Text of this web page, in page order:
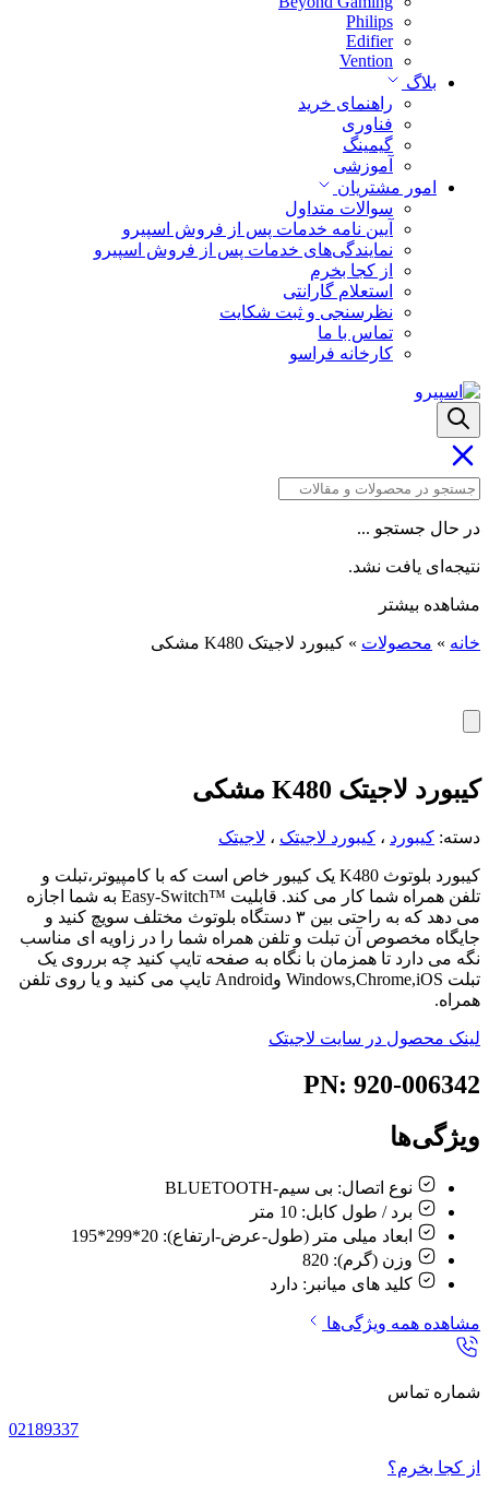
Philips
Edifier
Vention
بلاگ
راهنمای خرید
فناوری
گیمینگ
آموزشی
امور مشتریان
سوالات متداول
آیین نامه خدمات پس از فروش اسپیرو
نمایندگی‌های خدمات پس از فروش اسپیرو
از کجا بخرم
استعلام گارانتی
نظرسنجی و ثبت شکایت
تماس با ما
کارخانه فراسو
در حال جستجو ...
نتیجه‌ای یافت نشد.
مشاهده بیشتر
خانه » محصولات » کیبورد لاجیتک K480 مشکی
کیبورد لاجیتک K480 مشکی
دسته: کیبورد ، کیبورد لاجیتک ، لاجیتک
کیبورد بلوتوث K480 یک کیبور خاص است که با کامپیوتر،تبلت و
تلفن همراه شما کار می کند. قابلیت ™Easy-Switch به شما اجازه
می دهد که به راحتی بین ۳ دستگاه بلوتوث مختلف سویچ کنید و
جایگاه مخصوص آن تبلت و تلفن همراه شما را در زاویه ای مناسب
نگه می دارد تا همزمان با نگاه به صفحه تایپ کنید چه برروی یک
تبلت Windows,Chrome,iOS وAndroid تایپ می کنید و یا روی تلفن
همراه.
لینک محصول در سایت لاجیتک
PN: 920-006342
ویژگی‌ها
نوع اتصال: بی سیم-BLUETOOTH
برد / طول کابل: 10 متر
ابعاد میلی متر (طول-عرض-ارتفاع): 20*299*195
وزن (گرم): 820
کلید های میانبر: دارد
مشاهده همه ویژگی‌ها
شماره تماس
02189337
از کجا بخرم؟